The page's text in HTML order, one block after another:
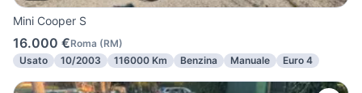
Mini Cooper S
16.000 €Roma (RM)
Usato
10/2003 116000 Km Benzina Manuale Euro 4